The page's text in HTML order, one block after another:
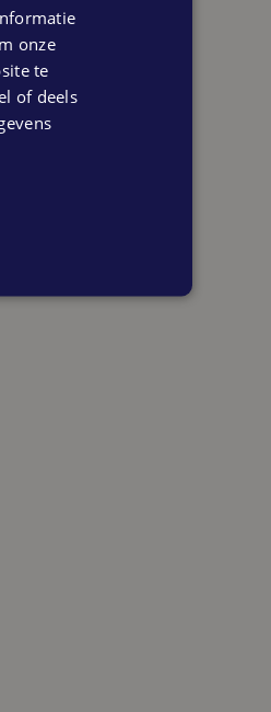
onze
te
of deels